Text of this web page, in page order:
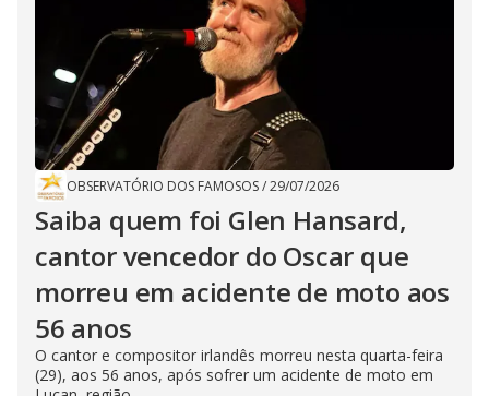
OBSERVATÓRIO DOS FAMOSOS/29/07/2026
Saiba quem foi Glen Hansard,
cantor vencedor do Oscar que
morreu em acidente de moto aos
56 anos
O cantor e compositor irlandês morreu nesta quarta-feira
(29), aos 56 anos, após sofrer um acidente de moto em